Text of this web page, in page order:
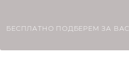
БЕСПЛАТНО ПОДБЕРЕМ ЗА